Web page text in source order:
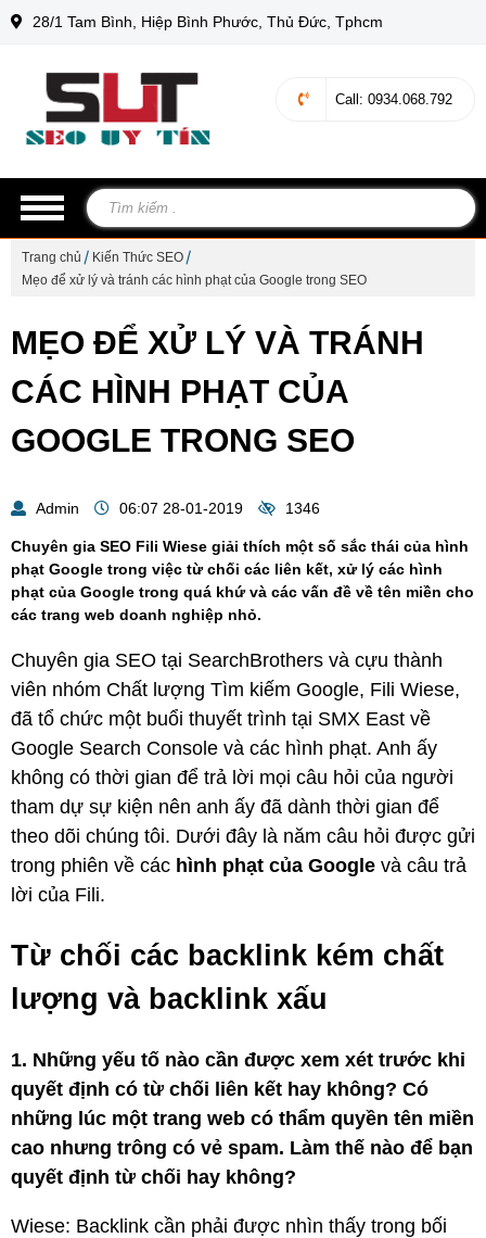
Trang chủ
Kiến Thức SEO
Mẹo để xử lý và tránh các hình phạt của Google trong SEO
MẸO ĐỂ XỬ LÝ VÀ TRÁNH
CÁC HÌNH PHẠT CỦA
GOOGLE TRONG SEO
Admin 06:07 28-01-2019 1346
Chuyên gia SEO Fili Wiese giải thích một số sắc thái của hình
phạt Google trong việc từ chối các liên kết, xử lý các hình
phạt của Google trong quá khứ và các vấn đề về tên miền cho
các trang web doanh nghiệp nhỏ.
Chuyên gia SEO tại SearchBrothers và cựu thành
viên nhóm Chất lượng Tìm kiếm Google, Fili Wiese,
đã tổ chức một buổi thuyết trình tại SMX East về
Google Search Console và các hình phạt. Anh ấy
không có thời gian để trả lời mọi câu hỏi của người
tham dự sự kiện nên anh ấy đã dành thời gian để
theo dõi chúng tôi. Dưới đây là năm câu hỏi được gửi
trong phiên về các hình phạt của Google và câu trả
lời của Fili.
Từ chối các backlink kém chất
lượng và backlink xấu
1. Những yếu tố nào cần được xem xét trước khi
quyết định có từ chối liên kết hay không? Có
những lúc một trang web có thẩm quyền tên miền
cao nhưng trông có vẻ spam. Làm thế nào để bạn
quyết định từ chối hay không?
Wiese: Backlink cần phải được nhìn thấy trong bối
28/1 Tam Bình, Hiệp Bình Phước, Thủ Đức, Tphcm
Call : 0934.068.792